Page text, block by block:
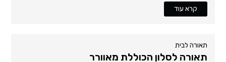
קרא עוד
תאורה לבית
תאורה לסלון הכוללת מאוורר